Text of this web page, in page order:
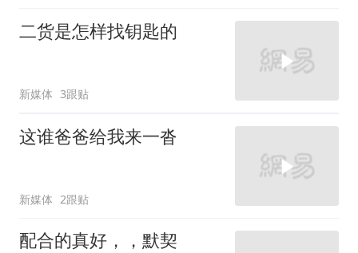
二货是怎样找钥匙的
新媒体 3跟贴
这谁爸爸给我来一沓
新媒体 2跟贴
配合的真好，，默契